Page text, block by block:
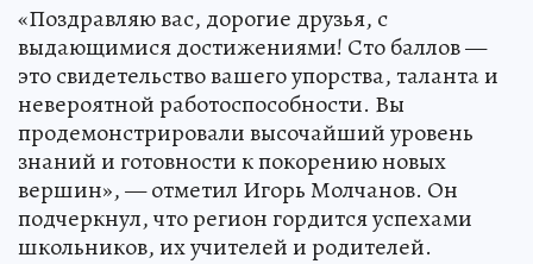
«Поздравляю вас, дорогие друзья, с
выдающимися достижениями! Сто баллов —
это свидетельство вашего упорства, таланта и
невероятной работоспособности. Вы
продемонстрировали высочайший уровень
знаний и готовности к покорению новых
вершин», — отметил Игорь Молчанов. Он
подчеркнул, что регион гордится успехами
школьников, их учителей и родителей.